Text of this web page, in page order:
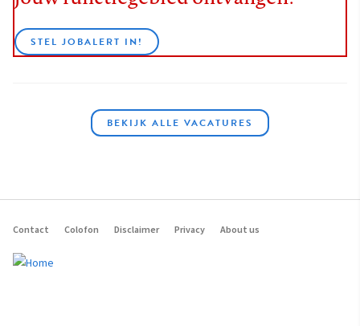
STEL JOBALERT IN!
BEKIJK ALLE VACATURES
Footer
navigation
Contact Colofon Disclaimer Privacy About us